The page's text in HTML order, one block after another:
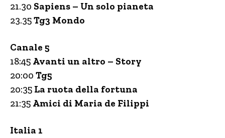
21.30 Sapiens – Un solo pianeta
23.35Tg3 Mondo
Canale 5
18:45 Avanti un altro – Story
20:00 Tg5
20:35 La ruota della fortuna
21:35 Amici di Maria de Filippi
Italia 1